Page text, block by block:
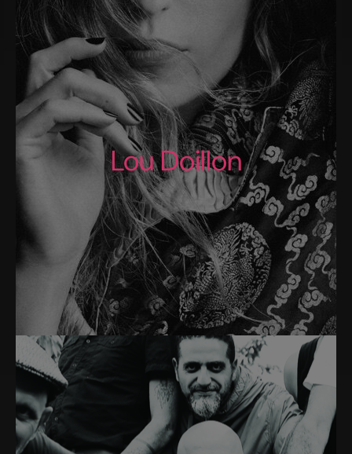
Lou Doillon